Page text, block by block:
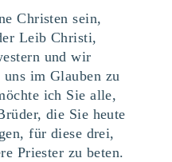
Christen sein,
Leib Christi,
und wir
uns im Glauben zu
ich Sie alle,
die Sie heute
für diese drei,
Priester zu beten.